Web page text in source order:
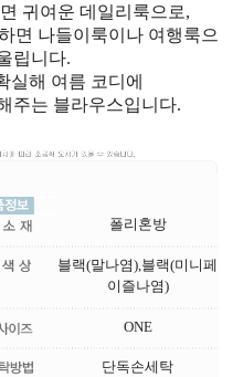
귀여운 데일리룩으로,
면 나들이룩이나 여행룩으
립니다.
실해 여름 코디에
주는 블라우스입니다.
폴리혼방
블랙(말나염),블랙(미니페
이즐나염)
ONE
단독손세탁